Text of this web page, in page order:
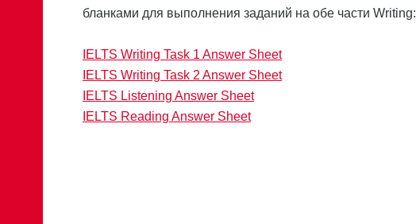
бланками для выполнения заданий на обе части Writing:
IELTS Writing Task 1 Answer Sheet
IELTS Writing Task 2 Answer Sheet
IELTS Listening Answer Sheet
IELTS Reading Answer Sheet